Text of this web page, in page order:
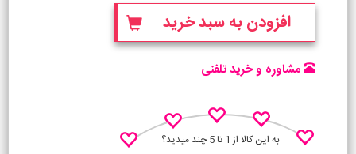
افزودن به سبد خرید
مشاوره و خرید تلفنی
به این کالا از 1 تا 5 چند میدید؟